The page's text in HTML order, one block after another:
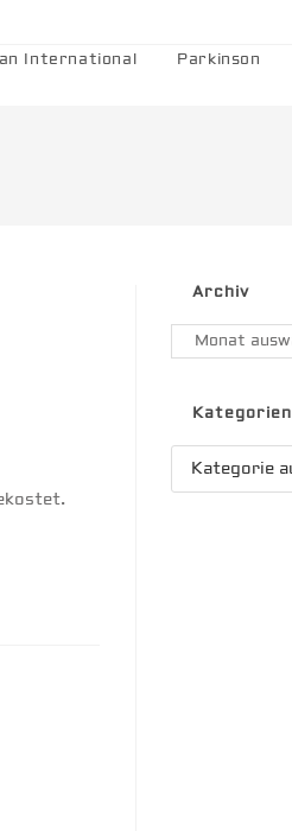
International Parkinson
Archiv
Archiv
Kategorien
Kategorien